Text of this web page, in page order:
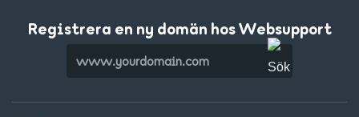
Registrera en ny domän hos Websupport